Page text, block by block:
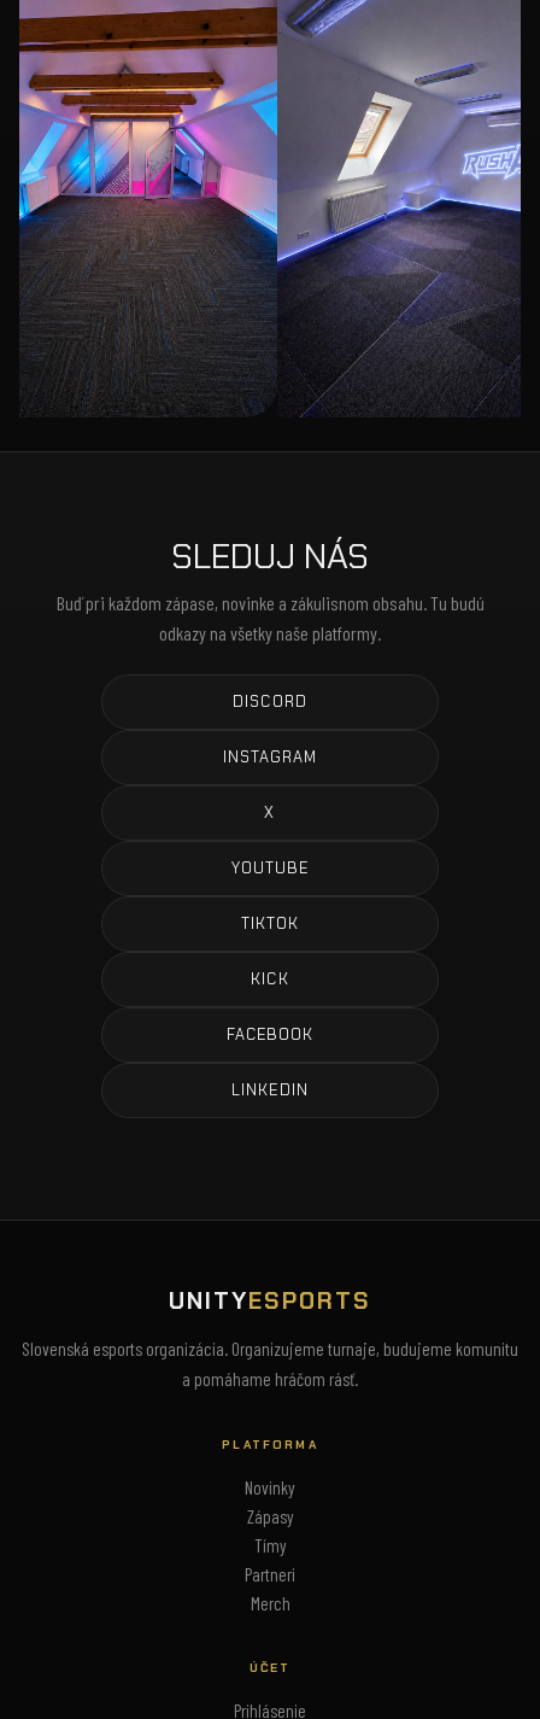
SLEDUJ NÁS
Buď pri každom zápase, novinke a zákulisnom obsahu. Tu budú
odkazy na všetky naše platformy.
DISCORD
INSTAGRAM
X
YOUTUBE
TIKTOK
KICK
FACEBOOK
LINKEDIN
UNITYESPORTS
Slovenská esports organizácia. Organizujeme turnaje, budujeme komunitu
a pomáhame hráčom rásť.
PLATFORMA
Novinky
Zápasy
Tímy
Partneri
Merch
ÚČET
Prihlásenie